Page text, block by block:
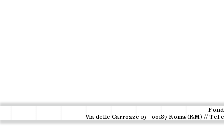
Via delle Carrozze 19 - 00187 Roma (RM) // Tel